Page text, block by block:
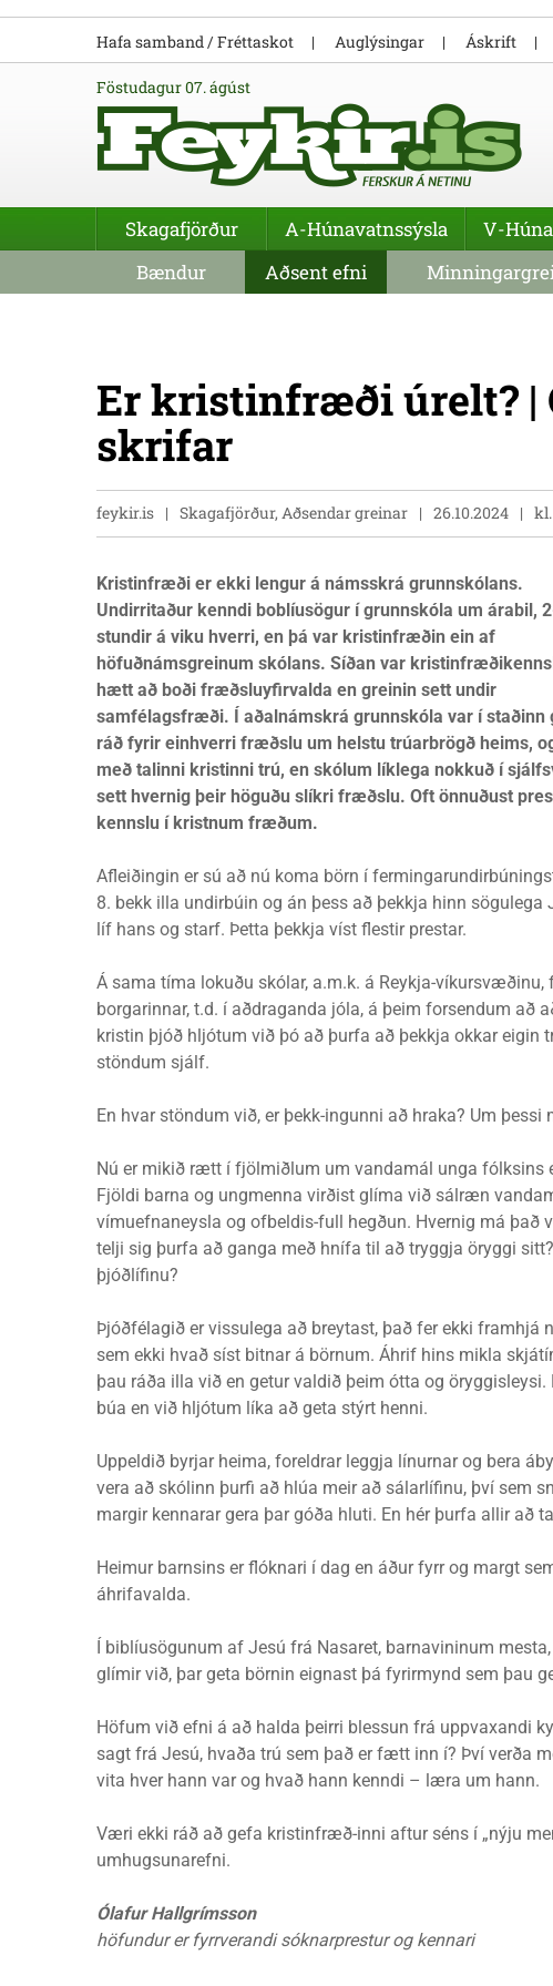
föstudagur 07. ágúst
Er kristinfræði úrelt? |
skrifar
feykir.is Skagafjörður, Aðsendar greinar 26.10.2024 kl.
Kristinfræði er ekki lengur á námsskrá grunnskólans.
Undirritaður kenndi boblíusögur í grunnskóla um árabil,
stundir á viku hverri, en þá var kristinfræðin ein af
höfuðnámsgreinum skólans. Síðan var
hætt að boði fræðsluyfirvalda en greinin sett undir
samfélagsfræði. Í aðalnámskrá grunnskóla var í staðinn
ráð fyrir einhverri fræðslu um helstu trúarbrögð heims,
með talinni kristinni trú, en skólum líklega nokkuð í
sett hvernig þeir höguðu slíkri fræðslu. Oft önnuðust
kennslu í kristnum fræðum.
Afleiðingin er sú að nú koma börn í
8. bekk illa undirbúin og án þess að þekkja hinn sögulega
líf hans og starf. Þetta þekkja víst flestir prestar.
Á sama tíma lokuðu skólar, a.m.k. á Reykja-
borgarinnar, t.d. í aðdraganda jóla, á þeim forsendum að
kristin þjóð hljótum við þó að þurfa að þekkja okkar eigin
stöndum sjálf.
En hvar stöndum við, er þekk-ingunni að hraka? Um
Nú er mikið rætt í fjölmiðlum um vandamál unga fólksins
Fjöldi barna og ungmenna virðist glíma við sálræn
vímuefnaneysla og ofbeldis-full hegðun. Hvernig má það
telji sig þurfa að ganga með hnífa til að tryggja öryggi
þjóðlífinu?
Þjóðfélagið er vissulega að breytast, það fer ekki framhjá
sem ekki hvað síst bitnar á börnum. Áhrif hins mikla
þau ráða illa við en getur valdið þeim ótta og
búa en við hljótum líka að geta stýrt henni.
Uppeldið byrjar heima, foreldrar leggja línurnar og bera
vera að skólinn þurfi að hlúa meir að sálarlífinu, því sem
margir kennarar gera þar góða hluti. En hér þurfa allir að
Heimur barnsins er flóknari í dag en áður fyrr og margt
áhrifavalda.
Í biblíusögunum af Jesú frá Nasaret, barnavininum
glímir við, þar geta börnin eignast þá fyrirmynd sem þau
Höfum við efni á að halda þeirri blessun frá uppvaxandi
sagt frá Jesú, hvaða trú sem það er fætt inn í? Því verða
vita hver hann var og hvað hann kenndi – læra um hann.
Væri ekki ráð að gefa kristinfræð-inni aftur séns í „nýju
umhugsunarefni.
Ólafur Hallgrímsson
höfundur er fyrrverandisóknarprestur og kennari
Hafa samband / Fréttaskot Auglýsingar Áskrift
Skagafjörður A-Húnavatnssýsla V-
Bændur
Aðsent efni